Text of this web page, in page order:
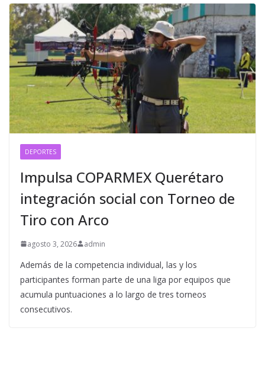
DEPORTES
Impulsa COPARMEX Querétaro
integración social con Torneo de
Tiro con Arco
agosto 3, 2026 admin
Además de la competencia individual, las y los
participantes forman parte de una liga por equipos que
acumula puntuaciones a lo largo de tres torneos
consecutivos.